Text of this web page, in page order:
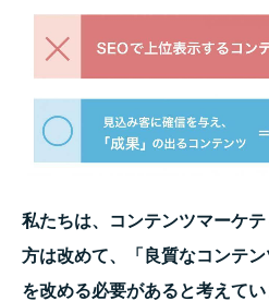
私たちは、
コンテンツマーケ
方は改めて、「良質なコンテン
を改める必要があると考えてい